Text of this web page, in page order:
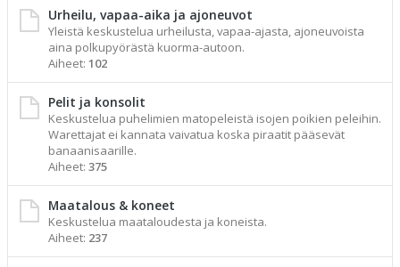
Urheilu, vapaa-aika ja ajoneuvot
Yleistä keskustelua urheilusta, vapaa-ajasta, ajoneuvoista
aina polkupyörästä kuorma-autoon.
Aiheet: 102
Pelit ja konsolit
Keskustelua puhelimien matopeleistä isojen poikien peleihin.
Warettajat ei kannata vaivatua koska piraatit pääsevät
banaanisaarille.
Aiheet: 375
Maatalous & koneet
Keskustelua maataloudesta ja koneista.
Aiheet: 237